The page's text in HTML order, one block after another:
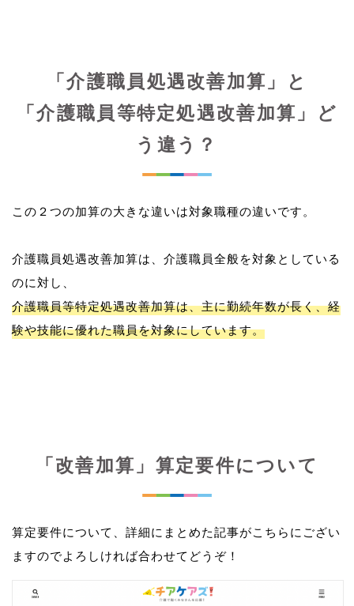
「介護職員処遇改善加算」と
「介護職員等特定処遇改善加算」ど
う違う？
この２つの加算の大きな違いは対象職種の違いです。
介護職員処遇改善加算は、介護職員全般を対象としている
介護職員等特定処遇改善加算は、主に勤続年数が長く、経
験や技能に優れた職員を対象にしています。
「改善加算」算定要件について
算定要件について、詳細にまとめた記事がこちらにござい
ますのでよろしければ合わせてどうぞ！